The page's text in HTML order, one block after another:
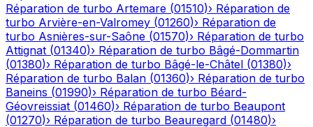
Réparation de turbo Artemare (01510)› Réparation de
turbo Arvière-en-Valromey (01260)› Réparation de
turbo Asnières-sur-Saône (01570)› Réparation de turbo
Attignat (01340)› Réparation de turbo Bâgé-Dommartin
(01380)› Réparation de turbo Bâgé-le-Châtel (01380)›
Réparation de turbo Balan (01360)› Réparation de turbo
Baneins (01990)› Réparation de turbo Béard-
Géovreissiat (01460)› Réparation de turbo Beaupont
(01270)› Réparation de turbo Beauregard (01480)›